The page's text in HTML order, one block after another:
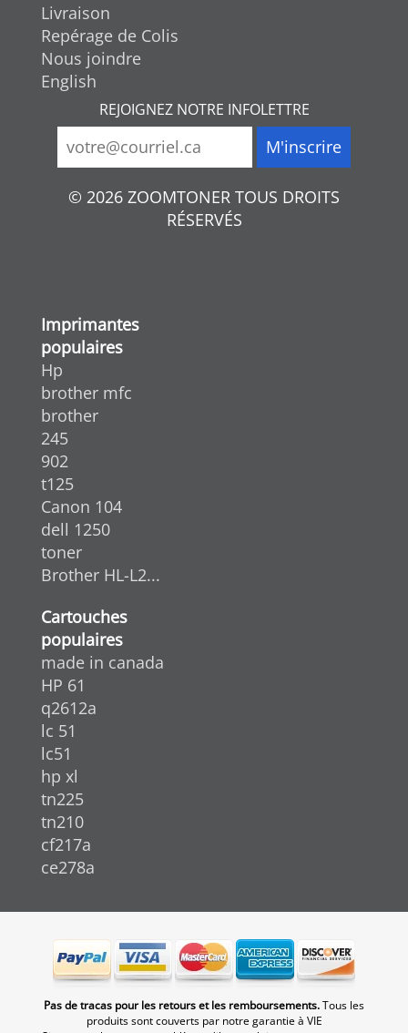
Livraison
Repérage de Colis
Nous joindre
English
REJOIGNEZ NOTRE INFOLETTRE
© 2026 ZOOMTONER TOUS DROITS
RÉSERVÉS
Imprimantes
populaires
Hp
brother mfc
brother
245
902
t125
Canon 104
dell 1250
toner
Brother HL-L2...
Cartouches
populaires
made in canada
HP 61
q2612a
lc 51
lc51
hp xl
tn225
tn210
cf217a
ce278a
Pas de tracas pour les retours et les remboursements.Tous les
produits sont couverts par notre garantie à VIE